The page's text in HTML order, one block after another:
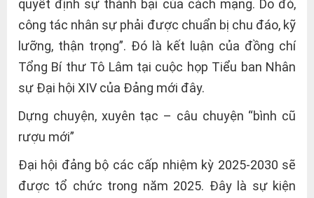
quyết định sự thành bại của cách mạng. Do đó,
công tác nhân sự phải được chuẩn bị chu đáo, kỹ
lưỡng, thận trọng”. Đó là kết luận của đồng chí
Tổng Bí thư Tô Lâm tại cuộc họp Tiểu ban Nhân
sự Đại hội XIV của Đảng mới đây.
Dựng chuyện, xuyên tạc – câu chuyện “bình cũ
rượu mới”
Đại hội đảng bộ các cấp nhiệm kỳ 2025-2030 sẽ
được tổ chức trong năm 2025. Đây là sự kiện